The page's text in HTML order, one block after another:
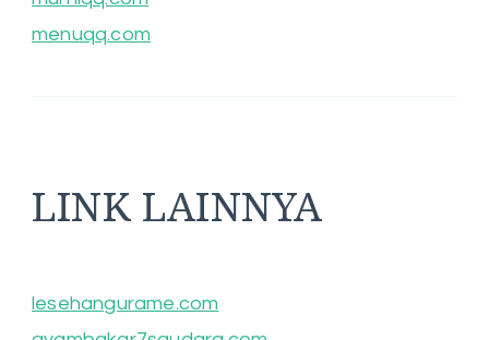
menuqq.com
LINK LAINNYA
lesehangurame.com